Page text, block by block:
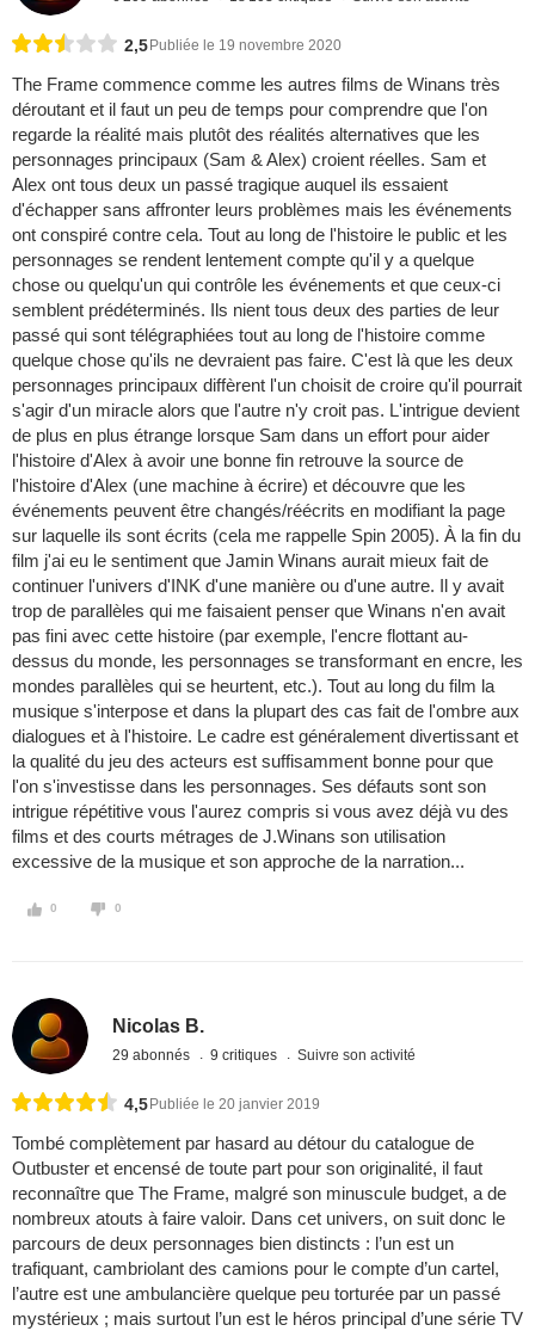
2,5 Publiée le 19 novembre 2020
The Frame commence comme les autres films de Winans très
déroutant et il faut un peu de temps pour comprendre que l'on
regarde la réalité mais plutôt des réalités alternatives que les
personnages principaux (Sam & Alex) croient réelles. Sam et
Alex ont tous deux un passé tragique auquel ils essaient
d'échapper sans affronter leurs problèmes mais les événements
ont conspiré contre cela. Tout au long de l'histoire le public et les
personnages se rendent lentement compte qu'il y a quelque
chose ou quelqu'un qui contrôle les événements et que ceux-ci
semblent prédéterminés. Ils nient tous deux des parties de leur
passé qui sont télégraphiées tout au long de l'histoire comme
quelque chose qu'ils ne devraient pas faire. C'est là que les deux
personnages principaux diffèrent l'un choisit de croire qu'il pourrait
s'agir d'un miracle alors que l'autre n'y croit pas. L'intrigue devient
de plus en plus étrange lorsque Sam dans un effort pour aider
l'histoire d'Alex à avoir une bonne fin retrouve la source de
l'histoire d'Alex (une machine à écrire) et découvre que les
événements peuvent être changés/réécrits en modifiant la page
sur laquelle ils sont écrits (cela me rappelle Spin 2005). À la fin du
film j'ai eu le sentiment que Jamin Winans aurait mieux fait de
continuer l'univers d'INK d'une manière ou d'une autre. Il y avait
trop de parallèles qui me faisaient penser que Winans n'en avait
pas fini avec cette histoire (par exemple, l'encre flottant au-
dessus du monde, les personnages se transformant en encre, les
mondes parallèles qui se heurtent, etc.). Tout au long du film la
musique s'interpose et dans la plupart des cas fait de l'ombre aux
dialogues et à l'histoire. Le cadre est généralement divertissant et
la qualité du jeu des acteurs est suffisamment bonne pour que
l'on s'investisse dans les personnages. Ses défauts sont son
intrigue répétitive vous l'aurez compris si vous avez déjà vu des
films et des courts métrages de J.Winans son utilisation
excessive de la musique et son approche de la narration...
0 0
Nicolas B.
29 abonnés 9 critiques Suivre son activité
4,5 Publiée le 20 janvier 2019
Tombé complètement par hasard au détour du catalogue de
Outbuster et encensé de toute part pour son originalité, il faut
reconnaître que The Frame, malgré son minuscule budget, a de
nombreux atouts à faire valoir. Dans cet univers, on suit donc le
parcours de deux personnages bien distincts : l’un est un
trafiquant, cambriolant des camions pour le compte d’un cartel,
l’autre est une ambulancière quelque peu torturée par un passé
mystérieux ; mais surtout l’un est le héros principal d’une série TV